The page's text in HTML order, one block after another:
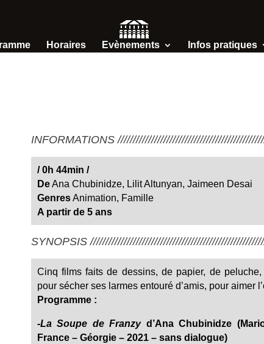
Horaires Evènements Infos pratiques
INFORMATIONS
/0h 44min /
DeAna Chubinidze, Lilit Altunyan, Jaimeen Desai
GenresAnimation, Famille
A partir de 5 ans
SYNOPSIS
Cinq films faits de dessins, de papier, de
pour sécher ses larmes entouré d’amis, pour aimer
Programme :
-La Soupe de Franzyd’Ana Chubinidze
France – Géorgie – 2021 – sans dialogue)